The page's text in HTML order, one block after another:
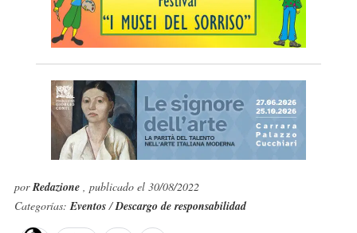
porRedazione , publicado el 30/08/2022
Categorías:Eventos/Descargo de responsabilidad